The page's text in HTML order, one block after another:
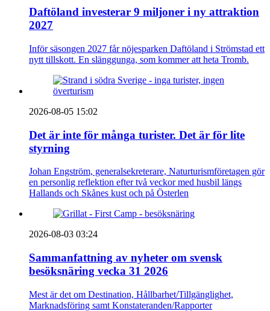
Daftöland investerar 9 miljoner i ny attraktion
2027
Inför säsongen 2027 får nöjesparken Daftöland i Strömstad ett
nytt tillskott. En slänggunga, som kommer att heta Tromb.
2026-08-05 15:02
Det är inte för många turister. Det är för lite
styrning
Johan Engström, generalsekreterare, Naturturismföretagen gör
en personlig reflektion efter två veckor med husbil längs
Hallands och Skånes kust och på Österlen
2026-08-03 03:24
Sammanfattning av nyheter om svensk
besöksnäring vecka 31 2026
Mest är det om Destination, Hållbarhet/Tillgänglighet,
Marknadsföring samt Konstateranden/Rapporter